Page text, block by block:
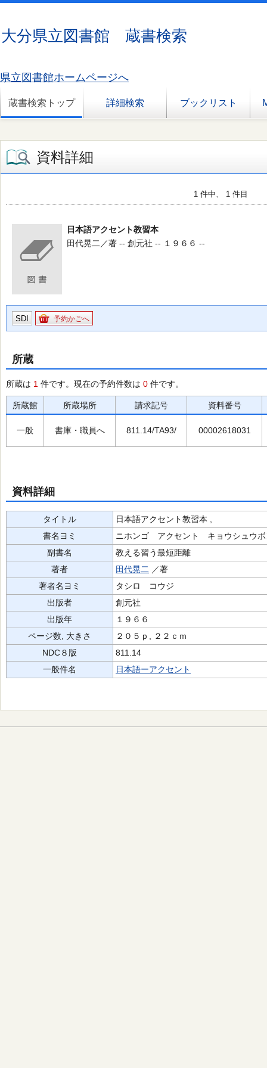
大分県立図書館 蔵書検索
県立図書館ホームページへ
蔵書検索トップ 詳細検索 ブックリスト
資料詳細
1 件中、 1 件目
日本語アクセント教習本
田代晃二／著 -- 創元社 -- １９６６ --
SDI 予約かごへ
所蔵
所蔵は 1 件です。現在の予約件数は 0 件です。
所蔵館 所蔵場所 請求記号 資料番号
一般 書庫・職員へ 811.14/TA93/ 00002618031
資料詳細
タイトル
日本語アクセント教習本 ,
書名ヨミ
ニホンゴ アクセント キョウシュウボ
副書名
教える習う最短距離
著者
田代晃二 ／著
著者名ヨミ
タシロ コウジ
出版者
創元社
出版年
１９６６
ページ数, 大きさ
２０５ｐ, ２２ｃｍ
NDC８版
811.14
一般件名
日本語ーアクセント